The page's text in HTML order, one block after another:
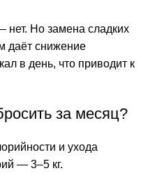
Но замена сладких
даёт снижение
в день, что приводит к
за месяц?
и ухода
— 3–5 кг.